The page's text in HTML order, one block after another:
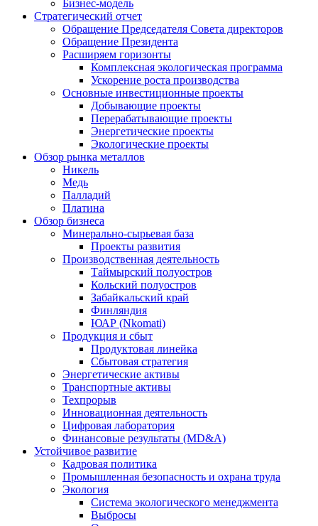
Бизнес-модель
Стратегический отчет
Обращение Председателя Совета директоров
Обращение Президента
Расширяем горизонты
Комплексная экологическая программа
Ускорение роста производства
Основные инвестиционные проекты
Добывающие проекты
Перерабатывающие проекты
Энергетические проекты
Экологические проекты
Обзор рынка металлов
Никель
Медь
Палладий
Платина
Обзор бизнеса
Минерально-сырьевая база
Проекты развития
Производственная деятельность
Таймырский полуостров
Кольский полуостров
Забайкальский край
Финляндия
ЮАР (Nkomati)
Продукция и сбыт
Продуктовая линейка
Сбытовая стратегия
Энергетические активы
Транспортные активы
Техпрорыв
Инновационная деятельность
Цифровая лаборатория
Финансовые результаты (MD&A)
Устойчивое развитие
Кадровая политика
Промышленная безопасность и охрана труда
Экология
Система экологического менеджмента
Выбросы